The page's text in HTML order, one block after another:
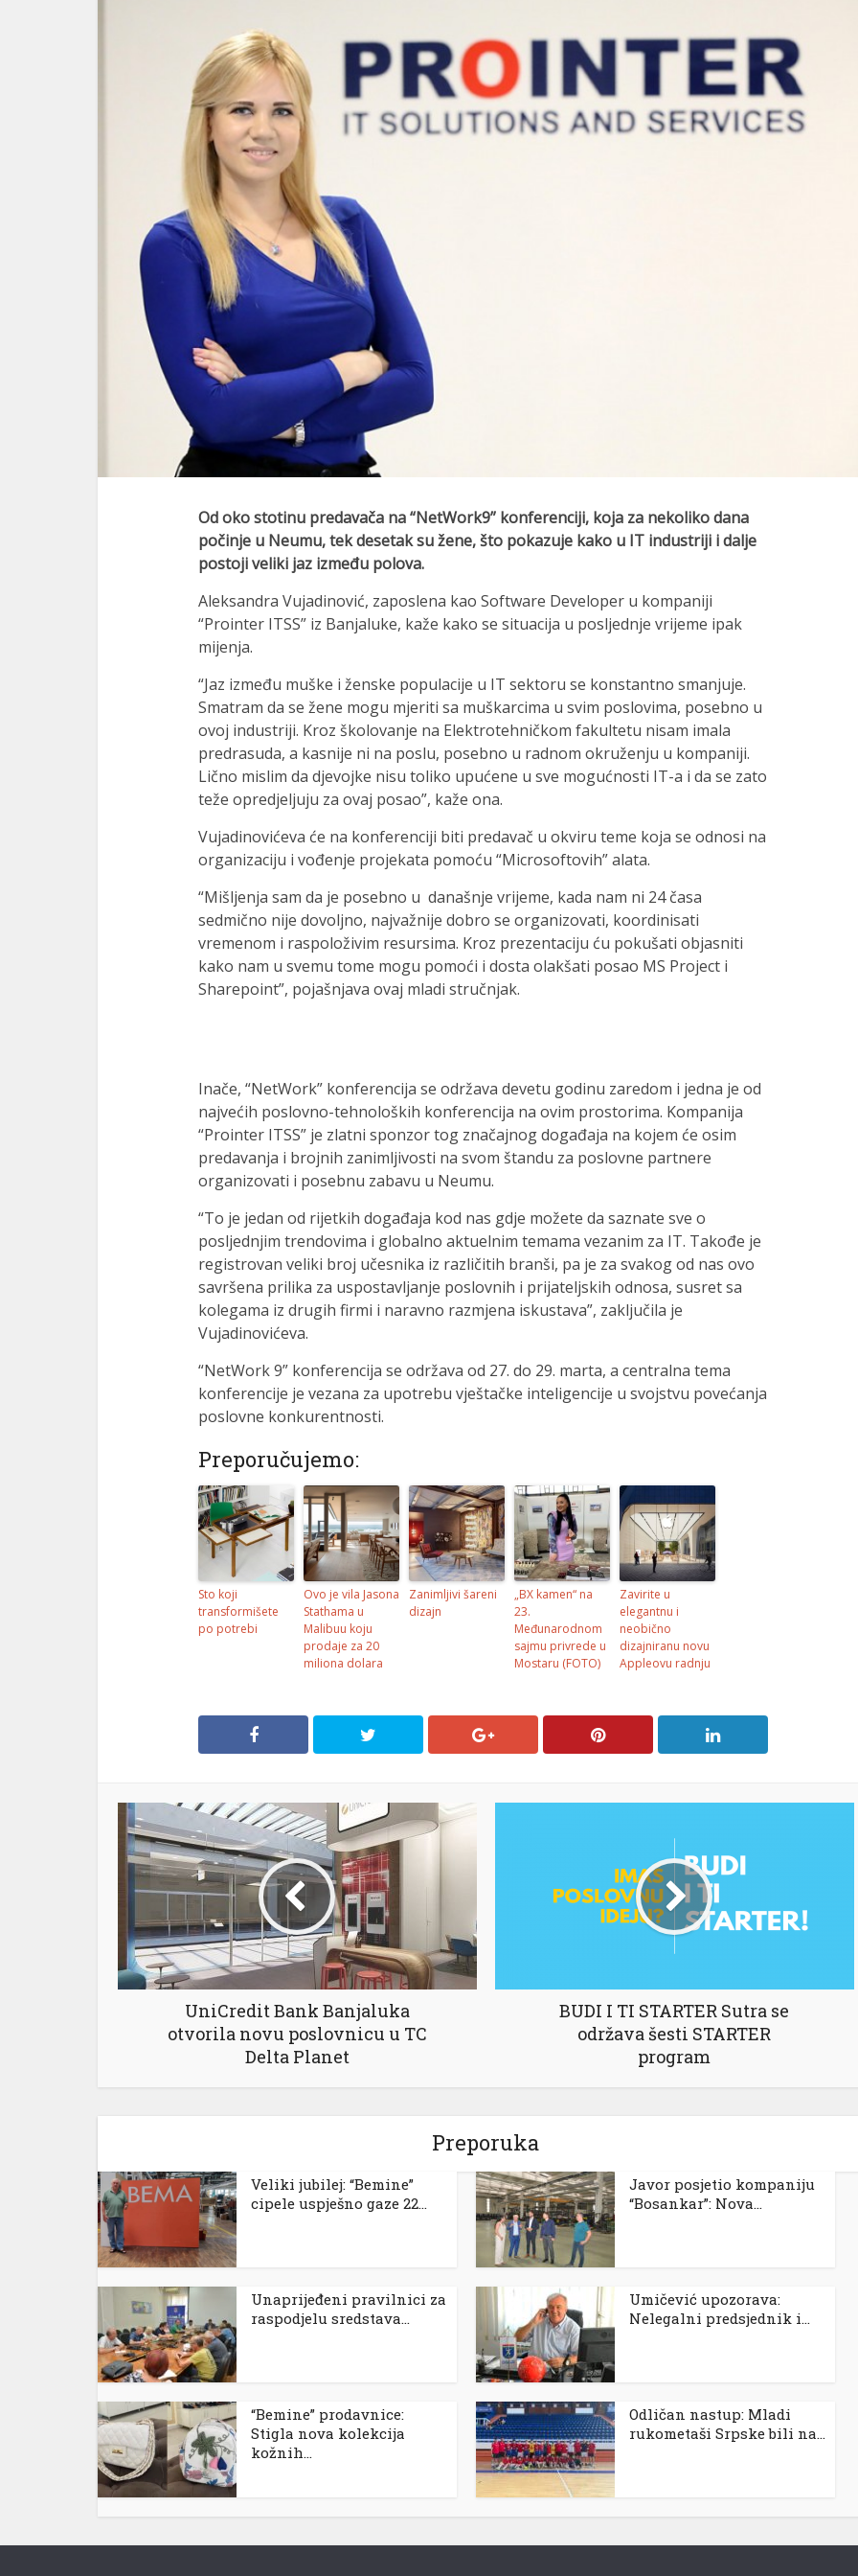
Od oko stotinu predavača na “NetWork9” konferenciji, koja za nekoliko dana
počinje u Neumu, tek desetak su žene, što pokazuje kako u IT industriji i dalje
postoji veliki jaz između polova.
Aleksandra Vujadinović, zaposlena kao Software Developer u kompaniji
“Prointer ITSS” iz Banjaluke, kaže kako se situacija u posljednje vrijeme ipak
mijenja.
“Jaz između muške i ženske populacije u IT sektoru se konstantno smanjuje.
Smatram da se žene mogu mjeriti sa muškarcima u svim poslovima, posebno u
ovoj industriji. Kroz školovanje na Elektrotehničkom fakultetu nisam imala
predrasuda, a kasnije ni na poslu, posebno u radnom okruženju u kompaniji.
Lično mislim da djevojke nisu toliko upućene u sve mogućnosti IT-a i da se zato
teže opredjeljuju za ovaj posao”, kaže ona.
Vujadinovićeva će na konferenciji biti predavač u okviru teme koja se odnosi na
organizaciju i vođenje projekata pomoću “Microsoftovih” alata.
“Mišljenja sam da je posebno u današnje vrijeme, kada nam ni 24 časa
sedmično nije dovoljno, najvažnije dobro se organizovati, koordinisati
vremenom i raspoloživim resursima. Kroz prezentaciju ću pokušati objasniti
kako nam u svemu tome mogu pomoći i dosta olakšati posao MS Project i
Sharepoint”, pojašnjava ovaj mladi stručnjak.
Inače, “NetWork” konferencija se održava devetu godinu zaredom i jedna je od
najvećih poslovno-tehnoloških konferencija na ovim prostorima. Kompanija
“Prointer ITSS” je zlatni sponzor tog značajnog događaja na kojem će osim
predavanja i brojnih zanimljivosti na svom štandu za poslovne partnere
organizovati i posebnu zabavu u Neumu.
“To je jedan od rijetkih događaja kod nas gdje možete da saznate sve o
posljednjim trendovima i globalno aktuelnim temama vezanim za IT. Takođe je
registrovan veliki broj učesnika iz različitih branši, pa je za svakog od nas ovo
savršena prilika za uspostavljanje poslovnih i prijateljskih odnosa, susret sa
kolegama iz drugih firmi i naravno razmjena iskustava”, zaključila je
Vujadinovićeva.
“NetWork 9” konferencija se održava od 27. do 29. marta, a centralna tema
konferencije je vezana za upotrebu vještačke inteligencije u svojstvu povećanja
poslovne konkurentnosti.
Preporučujemo:
Sto koji
transformišete
po potrebi
Ovo je vila Jasona
Stathama u
Malibuu koju
prodaje za 20
miliona dolara
Zanimljivi šareni
dizajn
„BX kamen“ na
23.
Međunarodnom
sajmu privrede u
Mostaru (FOTO)
Zavirite u
elegantnu i
neobično
dizajniranu novu
Appleovu radnju
UniCredit Bank Banjaluka
otvorila novu poslovnicu u TC
Delta Planet
BUDI I TI STARTER Sutra se
održava šesti STARTER
program
Preporuka
Veliki jubilej: “Bemine”
cipele uspješno gaze 22...
Javor posjetio kompaniju
“Bosankar”: Nova...
Unaprijeđeni pravilnici za
raspodjelu sredstava...
Umičević upozorava:
Nelegalni predsjednik i...
“Bemine” prodavnice:
Stigla nova kolekcija
kožnih...
Odličan nastup: Mladi
rukometaši Srpske bili na...